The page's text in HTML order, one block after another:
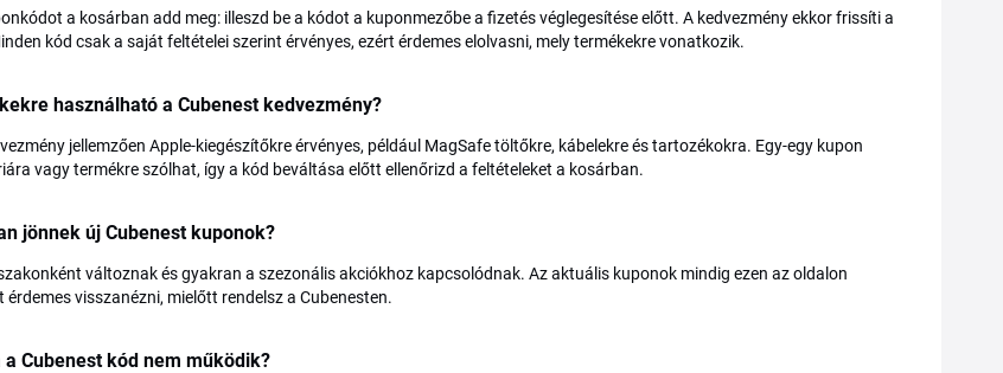
a kosárban add meg: illeszd be a kódot a kuponmezőbe a fizetés véglegesítése előtt. A kedvezmény ekkor frissíti a
kód csak a saját feltételei szerint érvényes, ezért érdemes elolvasni, mely termékekre vonatkozik.
használható a Cubenest kedvezmény?
jellemzően Apple-kiegészítőkre érvényes, például MagSafe töltőkre, kábelekre és tartozékokra. Egy-egy kupon
vagy termékre szólhat, így a kód beváltása előtt ellenőrizd a feltételeket a kosárban.
jönnek új Cubenest kuponok?
változnak és gyakran a szezonális akciókhoz kapcsolódnak. Az aktuális kuponok mindig ezen az oldalon
érdemes visszanézni, mielőtt rendelsz a Cubenesten.
a Cubenest kód nem működik?